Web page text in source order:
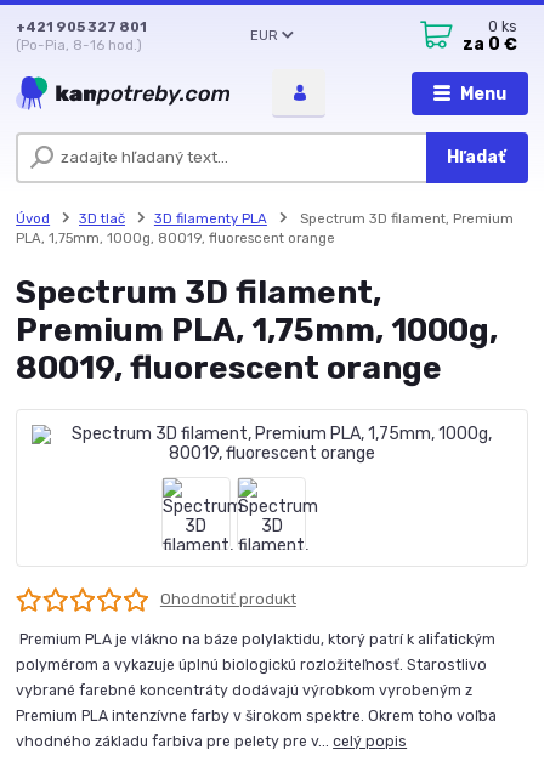
Menu
EUR
Hľadať
+421 905 327 801
(Po-Pia, 8-16 hod.)
0 ks
za 0 €
Úvod 3D tlač 3D filamenty PLA
Spectrum 3D filament, Premium
PLA, 1,75mm, 1000g, 80019, fluorescent orange
Spectrum 3D filament,
Premium PLA, 1,75mm, 1000g,
80019, fluorescent orange
Ohodnotiť produkt
Premium PLA je vlákno na báze polylaktidu, ktorý patrí k alifatickým
polymérom a vykazuje úplnú biologickú rozložiteľnosť. Starostlivo
vybrané farebné koncentráty dodávajú výrobkom vyrobeným z
Premium PLA intenzívne farby v širokom spektre. Okrem toho voľba
vhodného základu farbiva pre pelety pre v...celý popis